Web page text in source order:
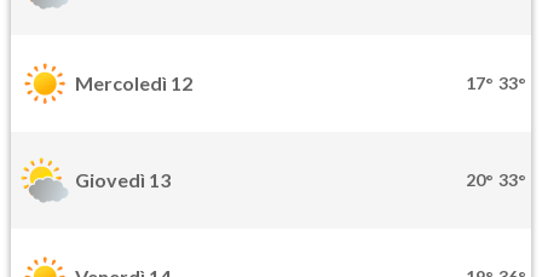
Mercoledì 12 17° 33°
Giovedì 13 20° 33°